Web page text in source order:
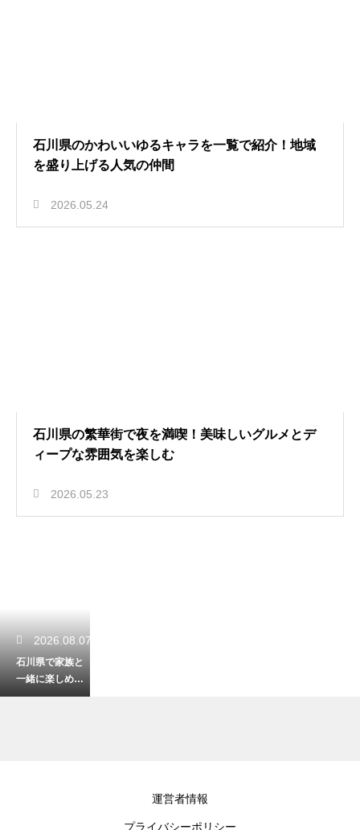
石川県のかわいいゆるキャラを一覧で紹介！地域
を盛り上げる人気の仲間
2026.05.24
石川県の繁華街で夜を満喫！美味しいグルメとデ
ィープな雰囲気を楽しむ
2026.05.23
2026.08.07
石川県で家族と
一緒に楽しめる
遊び場！笑顔あ
運営者情報
プライバシーポリシー